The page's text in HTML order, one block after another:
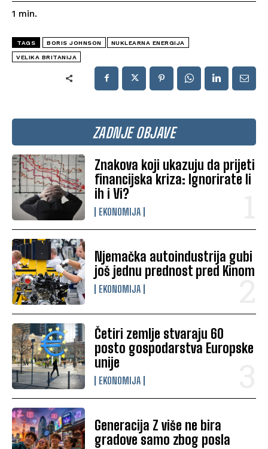
ZADNJE OBJAVE
Znakova koji ukazuju da prijeti
financijska kriza: Ignorirate li
ih i Vi?
EKONOMIJA
Njemačka autoindustrija gubi
još jednu prednost pred Kinom
EKONOMIJA
Četiri zemlje stvaraju 60
posto gospodarstva Europske
unije
EKONOMIJA
Generacija Z više ne bira
gradove samo zbog posla
1 min.
TAGS BORIS JOHNSON NUKLEARNA ENERGIJA
VELIKA BRITANIJA